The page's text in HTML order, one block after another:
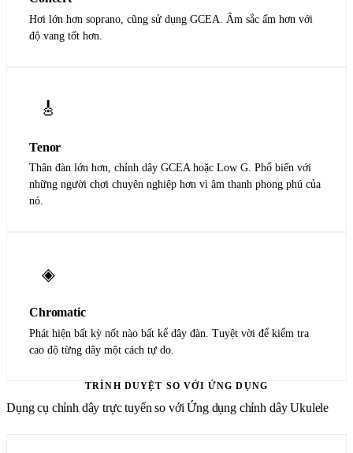
Hơi lớn hơn soprano, cũng sử dụng GCEA. Âm sắc ấm hơn với
độ vang tốt hơn.
🎸
Tenor
Thân đàn lớn hơn, chỉnh dây GCEA hoặc Low G. Phổ biến với
những người chơi chuyên nghiệp hơn vì âm thanh phong phú của
nó.
◈
Chromatic
Phát hiện bất kỳ nốt nào bất kể dây đàn. Tuyệt vời để kiểm tra
cao độ từng dây một cách tự do.
TRÌNH DUYỆT SO VỚI ỨNG DỤNG
Dụng cụ chỉnh dây trực tuyến so với Ứng dụng chỉnh dây Ukulele